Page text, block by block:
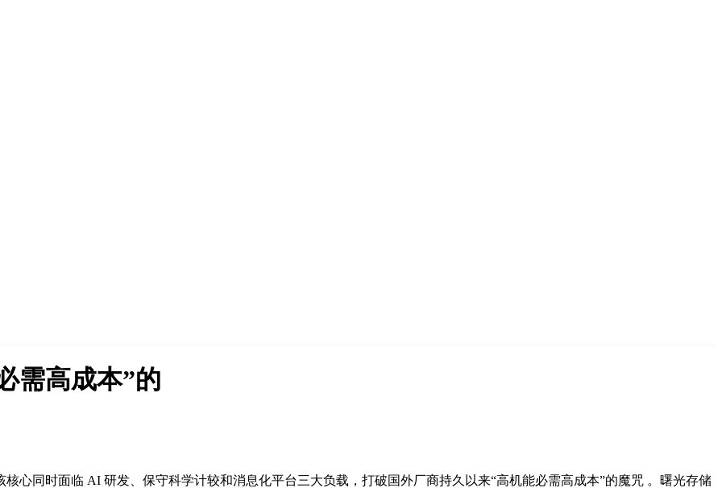
需高成本”的
同时面临 AI 研发、保守科学计较和消息化平台三大负载，打破国外厂商持久以来“高机能必需高成本”的魔咒 。曙光存储